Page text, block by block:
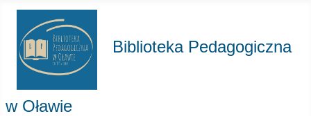
Biblioteka Pedagogiczna
w Oławie